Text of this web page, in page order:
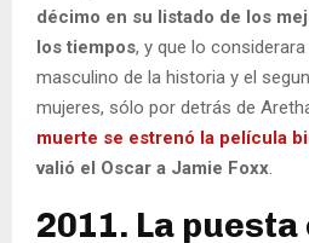
décimo en su listado de los
los tiempos, y que lo
masculino de la historia y el
mujeres, sólo por detrás de
muerte se estrenó la película
valió el Oscar a Jamie Foxx.
2011. La